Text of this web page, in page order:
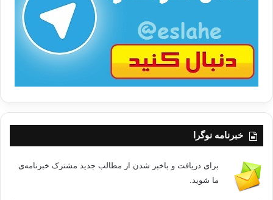
خبرنامه نوگرا
برای دریافت و باخبر شدن از مطالب جدید مشترک خبرنامه‌ی
ما شوید.